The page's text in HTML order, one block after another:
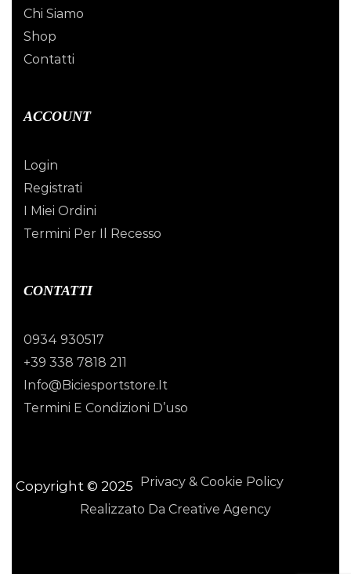
Chi Siamo
Shop
Contatti
ACCOUNT
Login
Registrati
I Miei Ordini
Termini Per Il Recesso
CONTATTI
0934 930517
+39 338 7818 211
Info@biciesportstore.it
Termini E Condizioni D’uso
Copyright © 2025
Privacy & Cookie Policy
Realizzato Da Creative Agency